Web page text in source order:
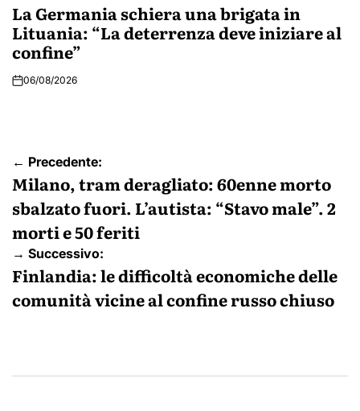
La Germania schiera una brigata in
Lituania: “La deterrenza deve iniziare al
confine”
06/08/2026
Navigazione
articoli
← Precedente:
Milano, tram deragliato: 60enne morto
sbalzato fuori. L’autista: “Stavo male”. 2
morti e 50 feriti
→ Successivo:
Finlandia: le difficoltà economiche delle
comunità vicine al confine russo chiuso